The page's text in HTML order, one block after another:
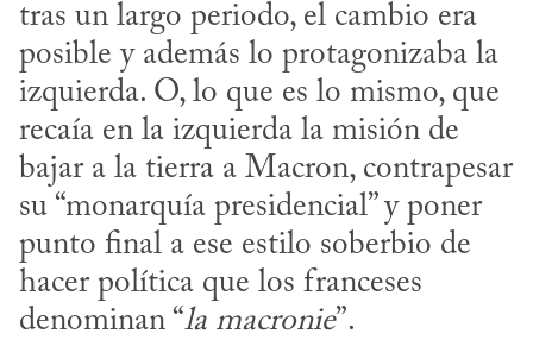
tras un largo periodo, el cambio era
posible y además lo protagonizaba la
izquierda. O, lo que es lo mismo, que
recaía en la izquierda la misión de
bajar a la tierra a Macron, contrapesar
su “monarquía presidencial” y poner
punto final a ese estilo soberbio de
hacer política que los franceses
denominan “la macronie”.